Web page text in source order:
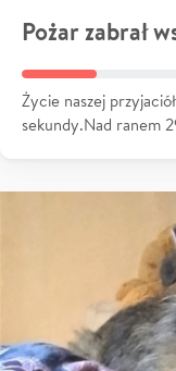
Pożar zabrał
Życie naszej
sekundy.Nad ranem